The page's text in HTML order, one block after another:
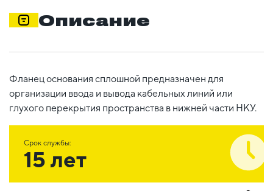
Описание
Фланец основания сплошной предназначен для
организации ввода и вывода кабельных линий или
глухого перекрытия пространства в нижней части НКУ.
Срок службы:
15 лет